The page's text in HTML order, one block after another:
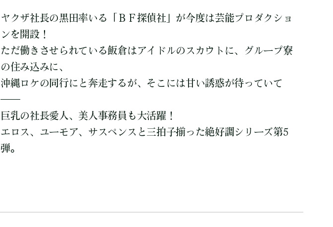
ヤクザ社長の黒田率いる「ＢＦ探偵社」が今度は芸能プロダクショ
ンを開設！
ただ働きさせられている飯倉はアイドルのスカウトに、グループ寮
の住み込みに、
沖縄ロケの同行にと奔走するが、そこには甘い誘惑が待っていて
――
巨乳の社長愛人、美人事務員も大活躍！
エロス、ユーモア、サスペンスと三拍子揃った絶好調シリーズ第5
弾。